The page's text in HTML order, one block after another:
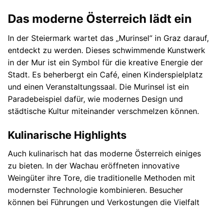
Das moderne Österreich lädt ein
In der Steiermark wartet das „Murinsel“ in Graz darauf,
entdeckt zu werden. Dieses schwimmende Kunstwerk
in der Mur ist ein Symbol für die kreative Energie der
Stadt. Es beherbergt ein Café, einen Kinderspielplatz
und einen Veranstaltungssaal. Die Murinsel ist ein
Paradebeispiel dafür, wie modernes Design und
städtische Kultur miteinander verschmelzen können.
Kulinarische Highlights
Auch kulinarisch hat das moderne Österreich einiges
zu bieten. In der Wachau eröffneten innovative
Weingüter ihre Tore, die traditionelle Methoden mit
modernster Technologie kombinieren. Besucher
können bei Führungen und Verkostungen die Vielfalt